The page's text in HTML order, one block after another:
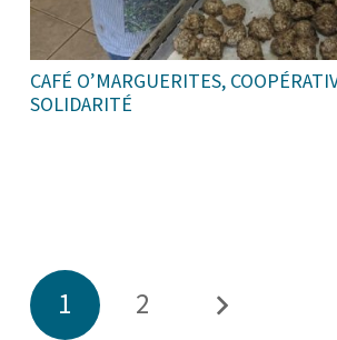
CAFÉ O’MARGUERITES,
SOLIDARITÉ
1 2